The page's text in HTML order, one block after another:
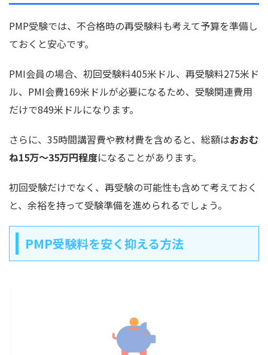
PMP受験では、不合格時の再受験料も考えて予算を準備し
ておくと安心です。
PMI会員の場合、初回受験料405米ドル、再受験料275米ド
ル、PMI会費169米ドルが必要になるため、受験関連費用
だけで849米ドルになります。
さらに、35時間講習費や教材費を含めると、総額はおおむ
ね15万〜35万円程度になることがあります。
初回受験だけでなく、再受験の可能性も含めて考えておく
と、余裕を持って受験準備を進められるでしょう。
PMP受験料を安く抑える方法